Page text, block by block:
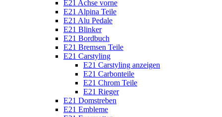
E21 Achse vorne
E21 Alpina Teile
E21 Alu Pedale
E21 Blinker
E21 Bordbuch
E21 Bremsen Teile
E21 Carstyling
E21 Carstyling anzeigen
E21 Carbonteile
E21 Chrom Teile
E21 Rieger
E21 Domstreben
E21 Embleme